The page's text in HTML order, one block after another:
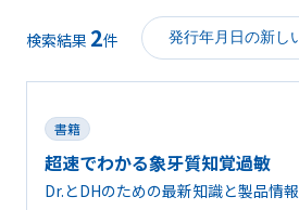
著者一覧
検索結果 2件
書籍
超速でわかる象牙質知覚過敏
Dr.とDHのための最新知識と製品情報